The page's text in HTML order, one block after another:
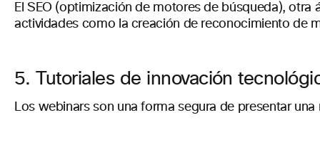
El SEO (optimización de motores de búsqueda),
actividades como la creación de reconocimiento de
5. Tutoriales de innovación
Los webinars son una forma segura de presentar